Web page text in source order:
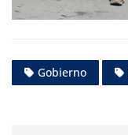
Gobierno